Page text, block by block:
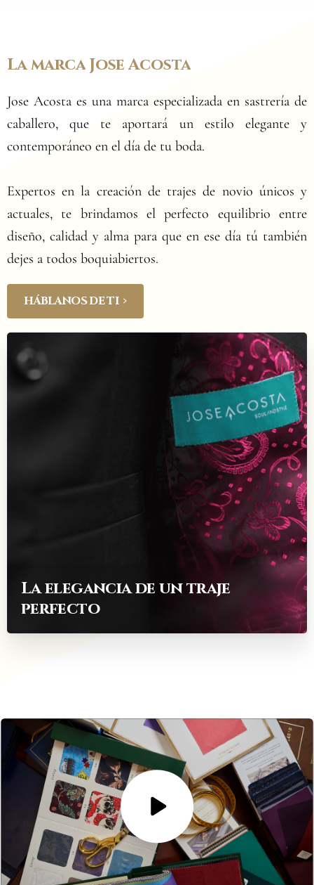
LamarcaJoseAcosta
Jose Acosta es una marca especializada en sastrería de
caballero, que te aportará un estilo elegante y
contemporáneo en el día de tu boda.
Expertos en la creación de trajes de novio únicos y
actuales, te brindamos el perfecto equilibrio entre
diseño, calidad y alma para que en ese día tú también
dejes a todos boquiabiertos.
HÁBLANOS DE TI
La elegancia de un traje
perfecto